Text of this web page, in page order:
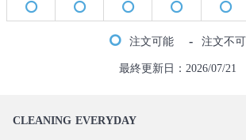
注文可能 - 注文不可
最終更新日：2026/07/21
CLEANING EVERYDAY